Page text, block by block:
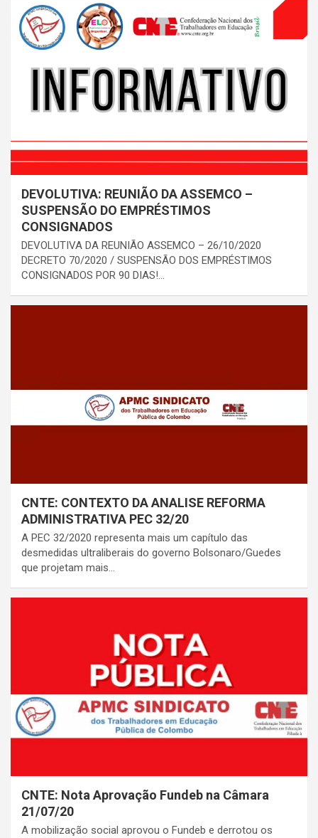
DEVOLUTIVA: REUNIÃO DA ASSEMCO –
SUSPENSÃO DO EMPRÉSTIMOS
CONSIGNADOS
DEVOLUTIVA DA REUNIÃO ASSEMCO – 26/10/2020
DECRETO 70/2020 / SUSPENSÃO DOS EMPRÉSTIMOS
CONSIGNADOS POR 90 DIAS!…
CNTE: CONTEXTO DA ANALISE REFORMA
ADMINISTRATIVA PEC 32/20
A PEC 32/2020 representa mais um capítulo das
desmedidas ultraliberais do governo Bolsonaro/Guedes
que projetam mais…
CNTE: Nota Aprovação Fundeb na Câmara
21/07/20
A mobilização social aprovou o Fundeb e derrotou os